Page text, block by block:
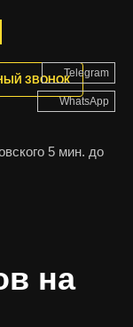
5 мин. до
ЗВОНОК
WhatsApp
Telegram
на